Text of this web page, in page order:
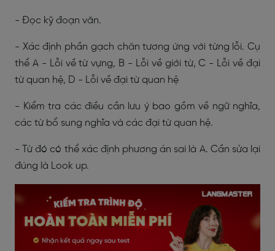
- Đọc kỹ đoạn văn.
- Xác định phần gạch chân tương ứng với từng lỗi. Cụ
thể A - Lỗi về từ vựng, B - Lỗi về giới từ, C - Lỗi về đại
từ quan hệ, D - Lỗi về đại từ quan hệ
- Kiểm tra các điều cần lưu ý bao gồm về ngữ nghĩa,
các từ bổ sung nghĩa và các đại từ quan hệ.
- Từ đó có thể xác định phương án sai là A. Cần sửa lại
đúng là Look up.